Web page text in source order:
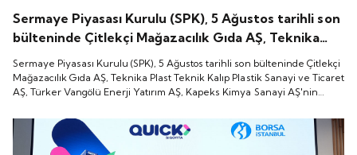
Sermaye Piyasası Kurulu (SPK), 5 Ağustos tarihli son
bülteninde Çitlekçi Mağazacılık Gıda AŞ, Teknika
Plast Teknik Kalıp Plastik Sanayi ve Ticaret AŞ,
Türker Vangölü Enerji Yatırım AŞ, Kapeks Kimya
Sanayi AŞ'nin halka arzlarına onay verdiği duyurdu.
Sermaye Piyasası Kurulu (SPK), 5 Ağustos tarihli son bülteninde Çitlekçi
Mağazacılık Gıda AŞ, Teknika Plast Teknik Kalıp Plastik Sanayi ve Ticaret
AŞ, Türker Vangölü Enerji Yatırım AŞ, Kapeks Kimya Sanayi AŞ'nin